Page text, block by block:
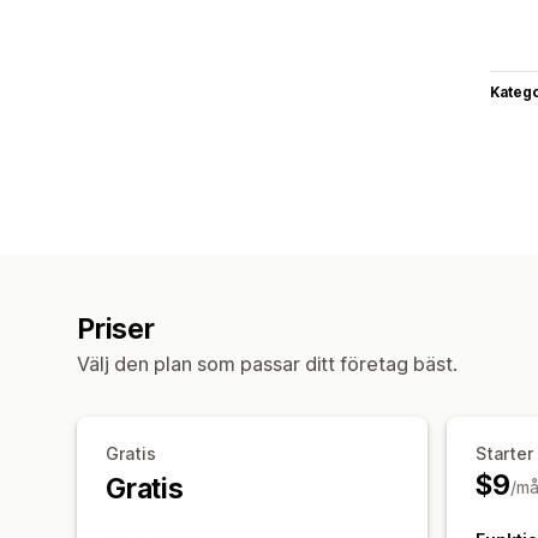
Priser
Välj den plan som passar ditt företag bäst.
Gratis
Gratis
Starter
$9/